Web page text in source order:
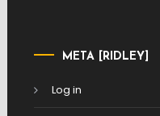
META [RIDLEY]
Log in